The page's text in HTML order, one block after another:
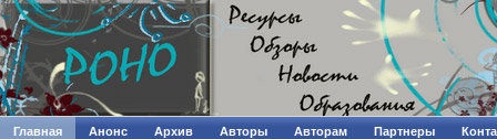
Главная Анонс Архив Авторы Авторам Партнеры